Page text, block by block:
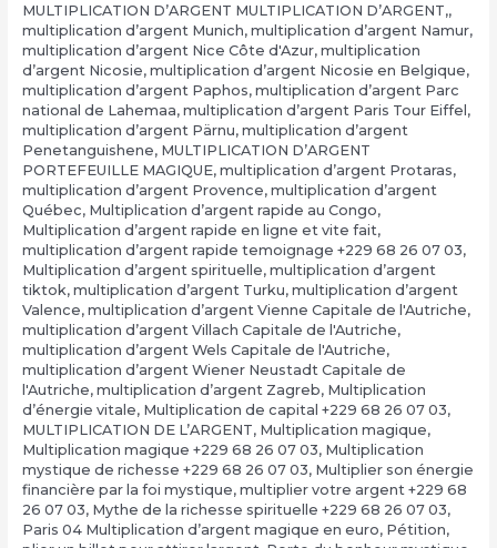
MULTIPLICATION D’ARGENT MULTIPLICATION D’ARGENT,,
multiplication d’argent Munich, multiplication d’argent Namur,
multiplication d’argent Nice Côte d'Azur, multiplication
d’argent Nicosie, multiplication d’argent Nicosie en Belgique,
multiplication d’argent Paphos, multiplication d’argent Parc
national de Lahemaa, multiplication d’argent Paris Tour Eiffel,
multiplication d’argent Pärnu, multiplication d’argent
Penetanguishene, MULTIPLICATION D’ARGENT
PORTEFEUILLE MAGIQUE, multiplication d’argent Protaras,
multiplication d’argent Provence, multiplication d’argent
Québec, Multiplication d’argent rapide au Congo,
Multiplication d’argent rapide en ligne et vite fait,
multiplication d’argent rapide temoignage +229 68 26 07 03,
Multiplication d’argent spirituelle, multiplication d’argent
tiktok, multiplication d’argent Turku, multiplication d’argent
Valence, multiplication d’argent Vienne Capitale de l'Autriche,
multiplication d’argent Villach Capitale de l'Autriche,
multiplication d’argent Wels Capitale de l'Autriche,
multiplication d’argent Wiener Neustadt Capitale de
l'Autriche, multiplication d’argent Zagreb, Multiplication
d’énergie vitale, Multiplication de capital +229 68 26 07 03,
MULTIPLICATION DE L’ARGENT, Multiplication magique,
Multiplication magique +229 68 26 07 03, Multiplication
mystique de richesse +229 68 26 07 03, Multiplier son énergie
financière par la foi mystique, multiplier votre argent +229 68
26 07 03, Mythe de la richesse spirituelle +229 68 26 07 03,
Paris 04 Multiplication d’argent magique en euro, Pétition,